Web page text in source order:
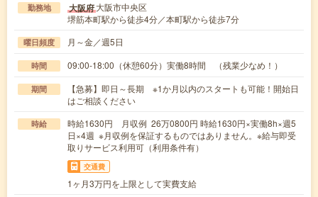
勤務地 大阪府大阪市中央区
堺筋本町駅から徒歩4分／本町駅から徒歩7分
曜日頻度 月～金／週5日
時間 09:00-18:00（休憩60分）実働8時間 （残業少なめ！）
期間
【急募】即日～長期 ※1か月以内のスタートも可能！開始日
はご相談ください
時給
時給1630円 月収例 26万0800円 時給1630円×実働8h×週5
日×4週 ※月収例を保証するものではありません。※給与即受
取りサービス利用可（利用条件有）
交通費
1ヶ月3万円を上限として実費支給